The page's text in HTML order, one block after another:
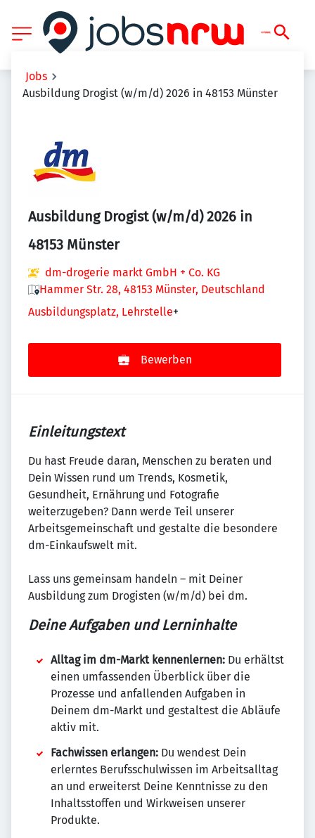
Jobs
Ausbildung Drogist (w/m/d) 2026 in 48153 Münster
Ausbildung Drogist (w/m/d) 2026 in
48153 Münster
dm-drogerie markt GmbH + Co. KG
Hammer Str. 28, 48153 Münster, Deutschland
Ausbildungsplatz, Lehrstelle+
Bewerben
Einleitungstext
Du hast Freude daran, Menschen zu beraten und
Dein Wissen rund um Trends, Kosmetik,
Gesundheit, Ernährung und Fotografie
weiterzugeben? Dann werde Teil unserer
Arbeitsgemeinschaft und gestalte die besondere
dm-Einkaufswelt mit.
Lass uns gemeinsam handeln – mit Deiner
Ausbildung zum Drogisten (w/m/d) bei dm.
Deine Aufgaben und Lerninhalte
Alltag im dm-Markt kennenlernen: Du erhältst
einen umfassenden Überblick über die
Prozesse und anfallenden Aufgaben in
Deinem dm-Markt und gestaltest die Abläufe
aktiv mit.
Fachwissen erlangen: Du wendest Dein
erlerntes Berufsschulwissen im Arbeitsalltag
an und erweiterst Deine Kenntnisse zu den
Inhaltsstoffen und Wirkweisen unserer
Produkte.